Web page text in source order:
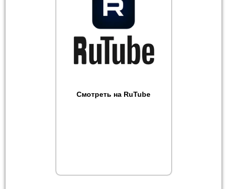
Смотреть на RuTube